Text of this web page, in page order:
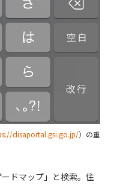
disaportal.gsi.go.jp/）の重
ドマップ」と検索。住